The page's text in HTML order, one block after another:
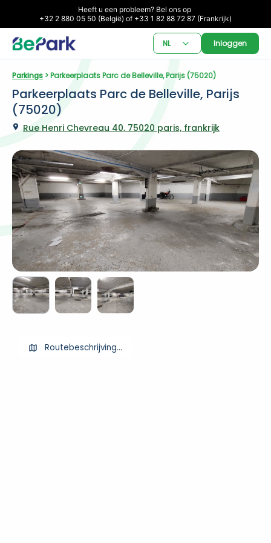
Heeft u een probleem? Bel ons op
+32 2 880 05 50 (België) of +33 1 82 88 72 87 (Frankrijk)
NL Inloggen
Parkings > Parkeerplaats Parc de Belleville, Parijs (75020)
Parkeerplaats Parc de Belleville, Parijs
(75020)
Rue Henri Chevreau 40, 75020 paris, frankrijk
Routebeschrijving ophalen